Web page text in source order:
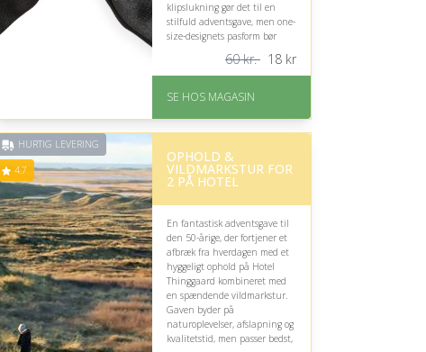
klipslukning gør det til en
stilfuld adventsgave, men one-
size-designets pasform bør
På lager
Levering: 1-3 dage
60 kr.)
60 kr. 18kr
SE HOS MAGASIN
HURTIG LEVERING
4.7
OPHOLD &
VILDMARKSTUR FOR
2 PÅ HOTEL
En fantastisk adventsgave til
den 50-årige, der fortjener et
afbræk fra hverdagen med et
hyggeligt ophold på Hotel
Thinggaard kombineret med
en spændende vildmarkstur.
Gaven byder på
naturoplevelser, afslapning og
kvalitetstid, men passer bedst,